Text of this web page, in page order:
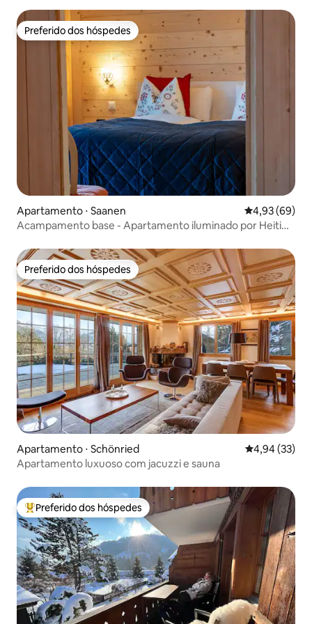
Preferido dos hóspedes
Preferido dos hóspedes
Apartamento ⋅ Saanen 4,93 de uma
4,93 (69)
Acampamento base - Apartamento iluminado por Heiti
Preferido dos hóspedes
Preferido dos hóspedes
Apartamento ⋅ Schönried 4,94 de uma
4,94 (33)
Apartamento luxuoso com jacuzzi e sauna
Entre os melhores preferidos dos hóspedes
Preferido dos hóspedes